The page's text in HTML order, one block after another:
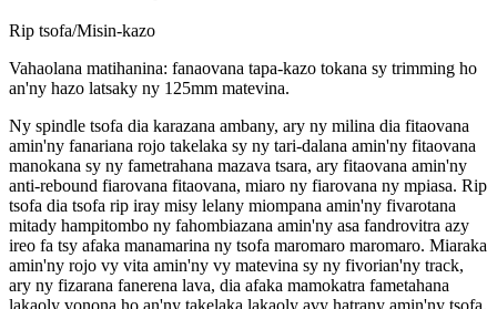
Rip tsofa/Misin-kazo
Vahaolana matihanina: fanaovana tapa-kazo tokana sy trimming ho
an'ny hazo latsaky ny 125mm matevina.
Ny spindle tsofa dia karazana ambany, ary ny milina dia fitaovana
amin'ny fanariana rojo takelaka sy ny tari-dalana amin'ny fitaovana
manokana sy ny fametrahana mazava tsara, ary fitaovana amin'ny
anti-rebound fiarovana fitaovana, miaro ny fiarovana ny mpiasa. Rip
tsofa dia tsofa rip iray misy lelany miompana amin'ny fivarotana
mitady hampitombo ny fahombiazana amin'ny asa fandrovitra azy
ireo fa tsy afaka manamarina ny tsofa maromaro maromaro. Miaraka
amin'ny rojo vy vita amin'ny vy matevina sy ny fivorian'ny track,
ary ny fizarana fanerena lava, dia afaka mamokatra fametahana